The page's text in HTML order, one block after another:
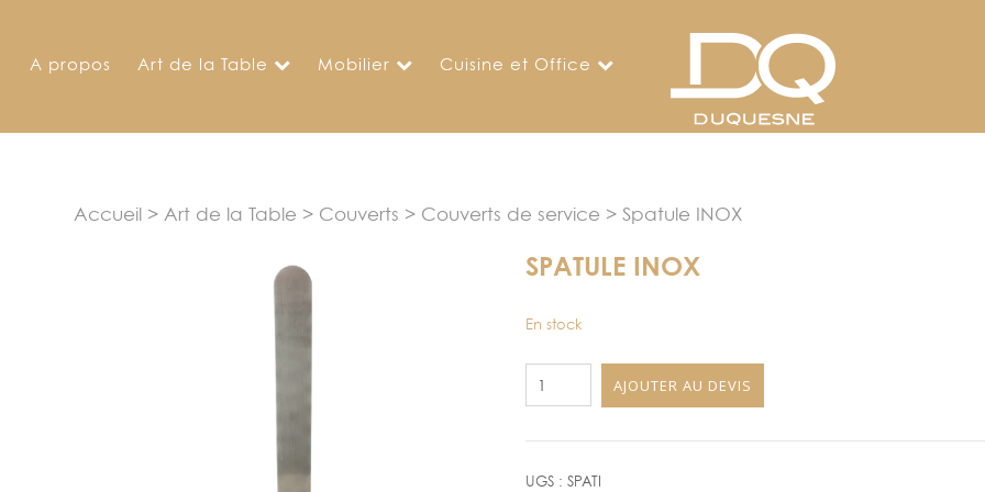
contentA propos Art de la Table Mobilier Cuisine et Office
Accueil > Art de la Table > Couverts > Couverts de service > Spatule INOX
SPATULE INOX
En stock
de
AJOUTER AU DEVIS
UGS :SPATI